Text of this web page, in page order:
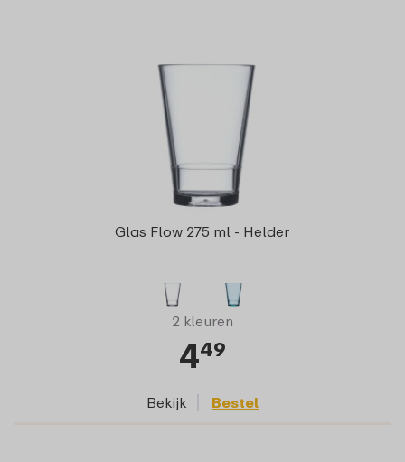
Glas Flow 275 ml - Helder
2 kleuren
449
Bekijk Bestel